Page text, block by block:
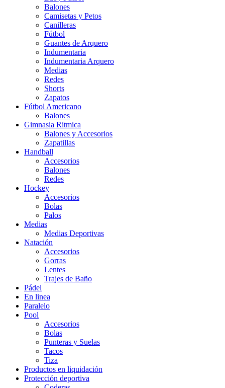
Balones
Camisetas y Petos
Canilleras
Fútbol
Guantes de Arquero
Indumentaria
Indumentaria Arquero
Medias
Redes
Shorts
Zapatos
Fútbol Americano
Balones
Gimnasia Ritmica
Balones y Accesorios
Zapatillas
Handball
Accesorios
Balones
Redes
Hockey
Accesorios
Bolas
Palos
Medias
Medias Deportivas
Natación
Accesorios
Gorras
Lentes
Trajes de Baño
Pádel
En linea
Paralelo
Pool
Accesorios
Bolas
Punteras y Suelas
Tacos
Tiza
Productos en liquidación
Protección deportiva